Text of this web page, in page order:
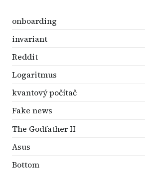
onboarding
invariant
Reddit
Logaritmus
kvantový počítač
Fake news
The Godfather II
Asus
Bottom